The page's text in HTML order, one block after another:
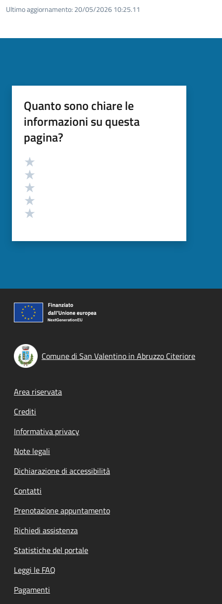
Ultimo aggiornamento: 20/05/2026 10:25.11
Quanto sono chiare le
informazioni su questa
pagina?
Valutazione
Comune di San Valentino in Abruzzo Citeriore
Footer menu
Area riservata
Crediti
Informativa privacy
Note legali
Dichiarazione di accessibilità
Contatti
Prenotazione appuntamento
Richiedi assistenza
Statistiche del portale
Leggi le FAQ
Pagamenti